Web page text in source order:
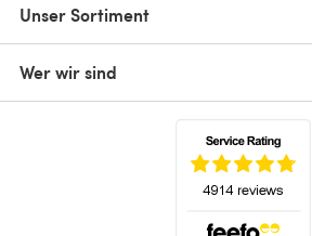
Unser Sortiment
Wer wir sind